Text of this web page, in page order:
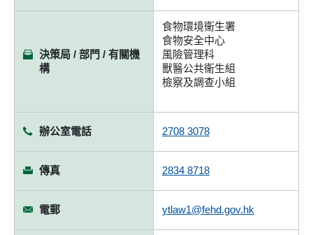
決策局 / 部門 / 有關機
構
食物環境衞生署
食物安全中心
風險管理科
獸醫公共衞生組
檢察及調查小組
辦公室電話 2708 3078
傳真 2834 8718
電郵 ytlaw1@fehd.gov.hk